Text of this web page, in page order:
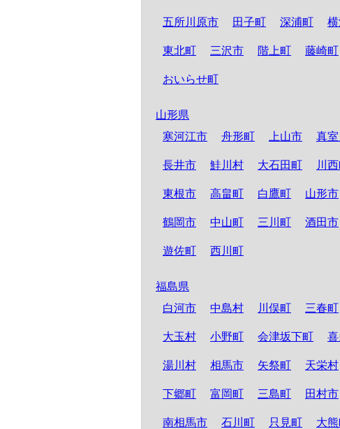
五所川原市 田子町 深浦町
東北町 三沢市 階上町 藤崎町
おいらせ町
山形県
寒河江市
舟形町 上山市 真
長井市 鮭川村 大石田町 川
東根市 高畠町 白鷹町 山形市
鶴岡市 中山町 三川町 酒田市
遊佐町 西川町
福島県
白河市
中島村 川俣町 三春町
大玉村 小野町 会津坂下町
湯川村 相馬市 矢祭町 天栄村
下郷町 富岡町 三島町 田村市
南相馬市 石川町 只見町 大